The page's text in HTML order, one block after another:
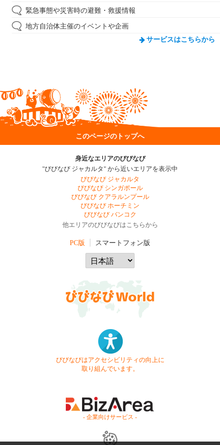
緊急事態や災害時の避難・救援情報
地方自治体主催のイベントや企画
サービスはこちらから
このページのトップへ
身近なエリアのびびなび
"びびなび ジャカルタ" から近いエリアを表示中
びびなび ジャカルタ
びびなび シンガポール
びびなび クアラルンプール
びびなび ホーチミン
びびなび バンコク
他エリアのびびなびはこちらから
PC版 スマートフォン版
びびなびはアクセシビリティの向上に
取り組んでいます。
- 企業向けサービス -